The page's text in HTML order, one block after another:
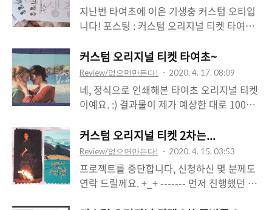
색감 및 톤 조절한 버전인데 단순히 색감 체
인지 이상의 작업인데다 감상 느낌도 크게 다
고 있습니다. 흑백판과 공식판 포스터 모습.
사진으론 무광과 유광이 구분이 잘 안가게 찍
혔어요. 왼쪽 스티커..
충 세트 (베이스 오티 3매+스티커 5종 구성),
타여초 A (오티 3매 구성), 타여초 B (오티 3
매 구성)를 각 10 세트씩 나눌까 해요. :) + 기
생충 커스텀 오리지널 티켓 Instagram에서
이 게시물 보기 기생충 커스텀 오리지널 티켓
나눔! 기생충 영화와 관련된 여러분 만의 이
야기를 들려주세요! +_+ 가장 많은 추천 받으
신 10분께 이 커스텀 오티를 나눠 드려요! 베
성할 수 있어요. 추천이 없는 경우엔 랜덤으
로 10분을 선정하려..
지난번 타여초에 이은 기생충 커스텀 오티입
니다! 포스팅 : 커스텀 오리지널 티켓 타여초~
느껴졌던 경우였다고 생각해요 - 종이는 코팅
지, 그리고 특수지를 선택했어요. 기본과 흑
백판 티켓의 매끄러운 표면, 그렇다고 과한
코팅으로 저렴한? 느낌도 내지않는... 무난한
정도로 나왔다고 생각해요. 기본판은 원 녹색
테마를 기반으로 하고, 흑백판은 원 디자인에
흑백 변조를 줘 구분되도록 했어요. 사실 이
둘의 베이스 오티는 큰 특징이 없어 보입니
다, 가운데에 스티커나 개인이 원하는 이미지
를 부착했을때 느낌이 더 좋게 표현되게 최대
커스텀 오리지널 티켓 타여초~
Review/없으면만든다! 2020. 4. 17. 08:09
네, 정식으로 인쇄해본 타여초 오리지널 티켓
이예요. :) 결과물이 제가 예상한 대로 100%
온 것 같아요.. 무엇보다 처음 시도해본거라
종이와 인쇄 특성, 색상 반응 등 제가 배워야
하는 부분도 많이 드러나서 이 다음 세트를
만들땐 참고할게 많이 늘은 느낌이예요. 이번
A와 B 세트는 사진 위주였는데 두 폭의 사진
은 느낌도, 결도 많이 다르죠 - 바다를 배경으
커스텀 오리지널 티켓 2차는...
Review/없으면만든다! 2020. 4. 15. 03:53
프로젝트를 중단합니다, 신청하신 몇 분께도
연락 드릴께요. +_+ ------- 먼저 진행했던 1